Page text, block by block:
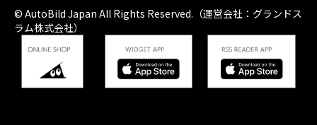
© AutoBild Japan All Rights Reserved.（運営会社：グランドス
ラム株式会社）